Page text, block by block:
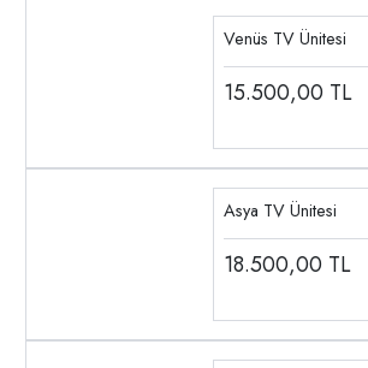
Venüs TV Ünitesi
15.500,00 TL
Asya TV Ünitesi
18.500,00 TL